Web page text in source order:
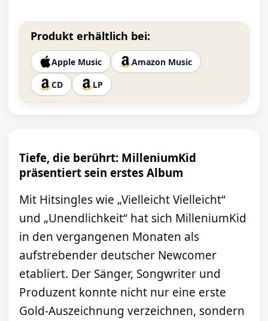
Produkt erhältlich bei:
Apple Music
Amazon Music
CD
LP
Tiefe, die berührt: MilleniumKid
präsentiert sein erstes Album
Mit Hitsingles wie „Vielleicht Vielleicht“
und „Unendlichkeit“ hat sich MilleniumKid
in den vergangenen Monaten als
aufstrebender deutscher Newcomer
etabliert. Der Sänger, Songwriter und
Produzent konnte nicht nur eine erste
Gold-Auszeichnung verzeichnen, sondern